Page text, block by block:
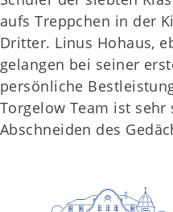
aufs Treppchen in der
Dritter. Linus Hohaus,
gelangen bei seiner
persönliche
Torgelow Team ist
Abschneiden des